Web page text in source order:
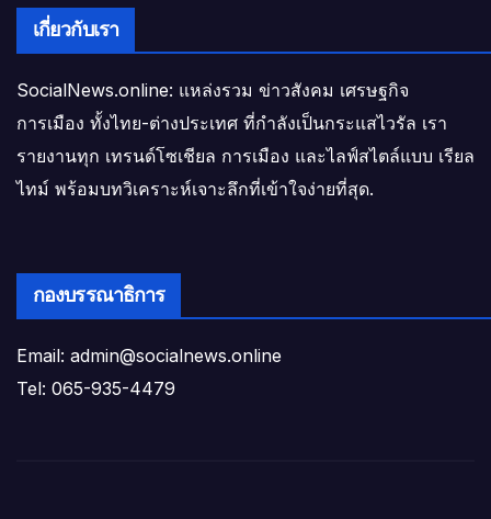
เกี่ยวกับเรา
SocialNews.online: แหล่งรวม ข่าวสังคม เศรษฐกิจ
การเมือง ทั้งไทย-ต่างประเทศ ที่กำลังเป็นกระแสไวรัล เรา
รายงานทุก เทรนด์โซเชียล การเมือง และไลฟ์สไตล์แบบ เรียล
ไทม์ พร้อมบทวิเคราะห์เจาะลึกที่เข้าใจง่ายที่สุด.
กองบรรณาธิการ
Email: admin@socialnews.online
Tel: 065-935-4479